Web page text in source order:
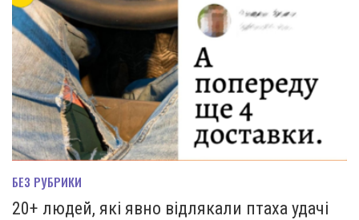
БЕЗ РУБРИКИ
20+ людей, які явно відлякали птаха удачі